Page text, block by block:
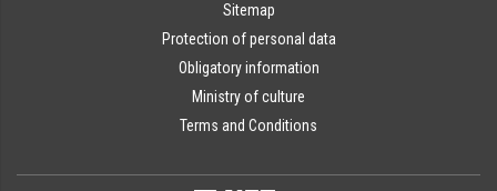
Sitemap
Protection of personal data
Obligatory information
Ministry of culture
Terms and Conditions